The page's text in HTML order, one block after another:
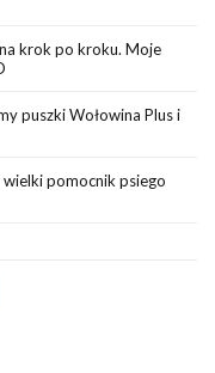
krok po kroku. Moje
puszki Wołowina Plus i
wielki pomocnik psiego